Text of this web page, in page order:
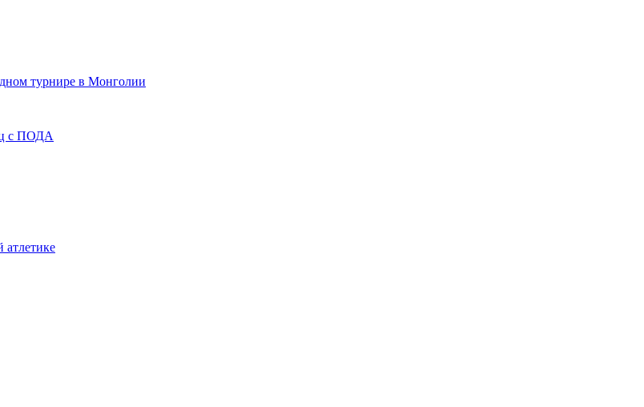
турнире в Монголии
с ПОДА
атлетике